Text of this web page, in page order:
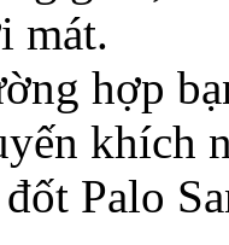
mát.
hợp
khích
Palo